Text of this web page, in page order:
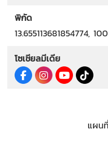
พิกัด
13.655113681854774,
โซเชียลมีเดีย
แผน